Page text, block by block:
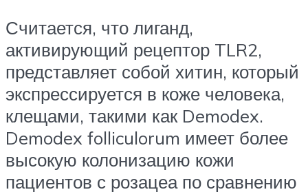
Считается, что лиганд,
активирующий рецептор TLR2,
представляет собой хитин, который
экспрессируется в коже человека,
клещами, такими как Demodex.
Demodex folliculorum имеет более
высокую колонизацию кожи
пациентов с розацеа по сравнению